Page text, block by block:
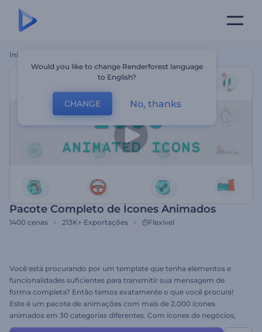
Início
Pacote Completo de Ícones Animados
1400 cenas 213K+ Exportações Flexível
Você está procurando por um template que tenha elementos e
funcionalidades suficientes para transmitir sua mensagem de
forma completa? Então temos exatamente o que você procura!
Este é um pacote de animações com mais de 2.000 ícones
animados em 30 categorias diferentes. Com ícones de negócios,
marketing, finanças e promoções, é um pacote perfeito para
Would you like to change Renderforest language
to English?
CHANGE No, thanks